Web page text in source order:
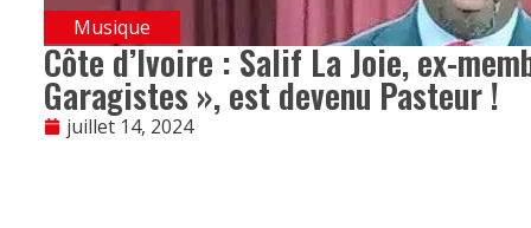
Musique
Côte d’Ivoire : Salif La Joie, ex-
Garagistes », est devenu Pasteur !
juillet 14, 2024